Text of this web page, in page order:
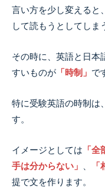
言い方を少し変えると
して読もうとしてしま
その時に、英語と日本
すいものが 「時制」 で
特に受験英語の時制は
す。
イメージとしては 「
手は分からない」
提で文を作ります。